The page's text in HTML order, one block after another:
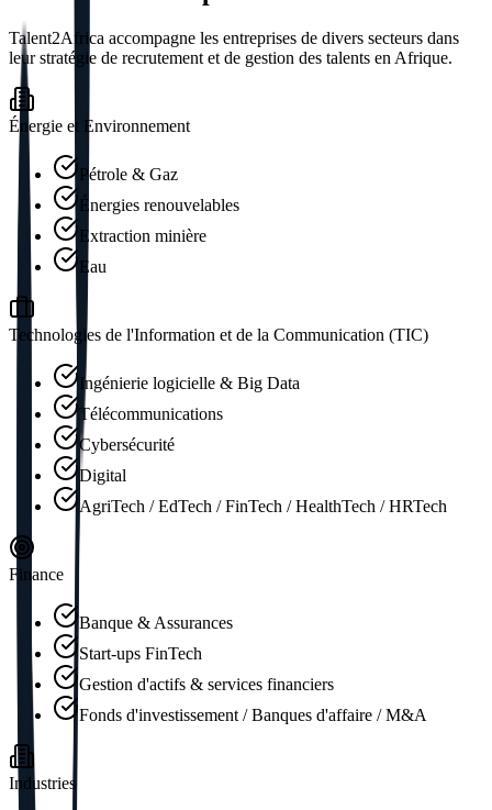
Talent2Africa accompagne les entreprises de divers secteurs dans
leur stratégie de recrutement et de gestion des talents en Afrique.
Énergie et Environnement
Pétrole & Gaz
Énergies renouvelables
Extraction minière
Eau
Technologies de l'Information et de la Communication (TIC)
Ingénierie logicielle & Big Data
Télécommunications
Cybersécurité
Digital
AgriTech / EdTech / FinTech / HealthTech / HRTech
Finance
Banque & Assurances
Start-ups FinTech
Gestion d'actifs & services financiers
Fonds d'investissement / Banques d'affaire / M&A
Industries